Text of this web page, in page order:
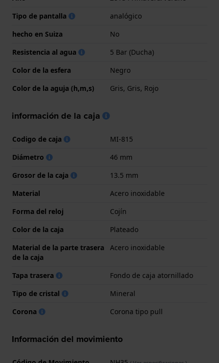
Tipo de pantalla
analógico
hecho en Suiza
No
Resistencia al agua
5 Bar (Ducha)
Color de la esfera
Negro
Color de la aguja (h,m,s)
Gris, Gris, Rojo
información de la caja
Codigo de caja
MI-815
Diámetro
46 mm
Grosor de la caja
13.5 mm
Material
Acero inoxidable
Forma del reloj
Cojín
Color de la caja
Plateado
Material de la parte trasera
de la caja
Acero inoxidable
Tapa trasera
Fondo de caja atornillado
Tipo de cristal
Mineral
Corona
Corona tipo pull
Información del movimiento